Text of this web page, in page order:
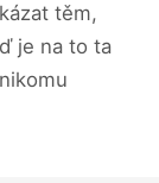
těm,
je na to ta